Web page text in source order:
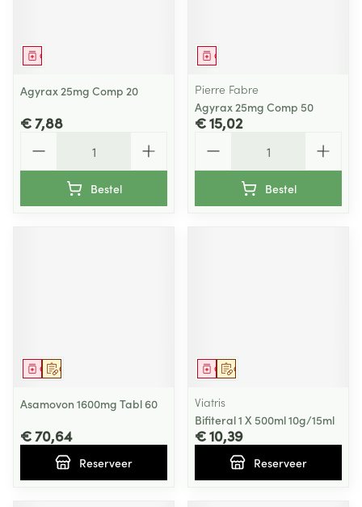
Geneesmiddel
Agyrax 25mg Comp 20
€ 7,88
Bestel
Geneesmiddel
Pierre Fabre
Agyrax 25mg Comp 50
€ 15,02
Bestel
Op voorschrift
Geneesmiddel
Asamovon 1600mg Tabl 60
€ 70,64
Reserveer
Op voorschrift
Geneesmiddel
Viatris
Bifiteral 1 X 500ml 10g/15ml
€ 10,39
Reserveer